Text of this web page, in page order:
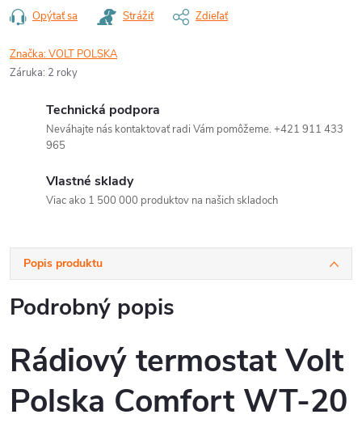
Opýtať sa Strážiť Zdieľať
Značka:VOLT POLSKA
Záruka: 2 roky
Technická podpora
Neváhajte nás kontaktovať radi Vám pomôžeme. +421 911 433
965
Vlastné sklady
Viac ako 1 500 000 produktov na našich skladoch
Popis produktu
Podrobný popis
Rádiový termostat Volt
Polska Comfort WT-20